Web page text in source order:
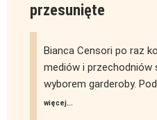
przesunięte
Bianca Censori po raz
mediów i przechodniów
wyborem garderoby.
więcej...